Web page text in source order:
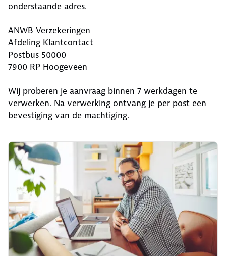
onderstaande adres.
ANWB Verzekeringen
Afdeling Klantcontact
Postbus 50000
7900 RP Hoogeveen
Wij proberen je aanvraag binnen 7 werkdagen te
verwerken. Na verwerking ontvang je per post een
bevestiging van de machtiging.